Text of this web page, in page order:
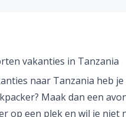
vakanties in Tanzania
naar Tanzania heb
Maak dan een
op een plek en wil je niet